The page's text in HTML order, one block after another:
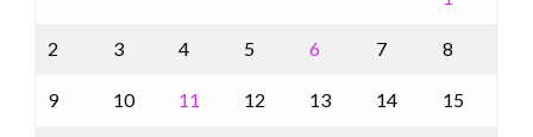
2 3 4 5 6 7 8
9 10 11 12 13 14 15